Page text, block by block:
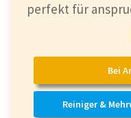
perfekt für
Bei
Reiniger &